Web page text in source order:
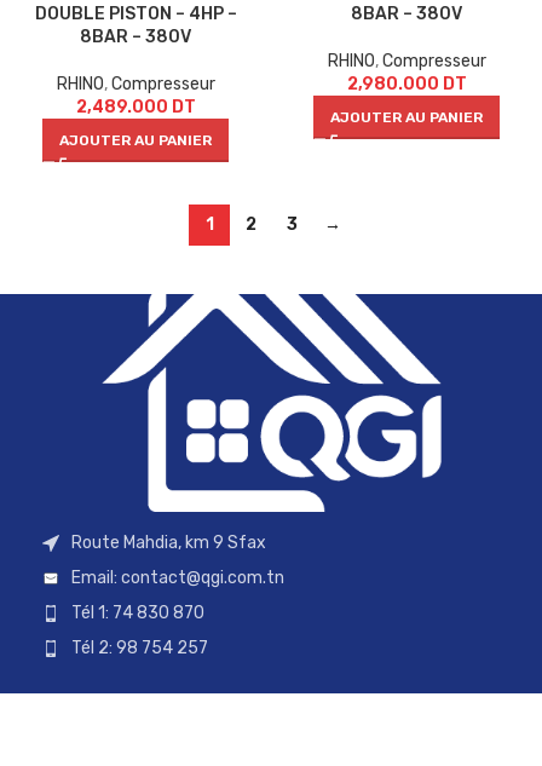
DOUBLE PISTON – 4HP –
8BAR – 380V
RHINO,Compresseur
2,489.000 DT
AJOUTER AU PANIER
8BAR – 380V
RHINO,Compresseur
2,980.000 DT
AJOUTER AU PANIER
1 2 3 →
Route Mahdia, km 9 Sfax
Email: contact@qgi.com.tn
Tél 1: 74 830 870
Tél 2: 98 754 257